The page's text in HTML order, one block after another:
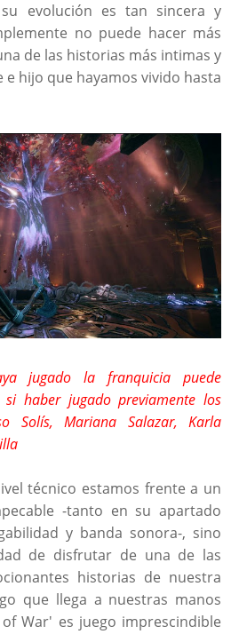
evolución es tan sincera y
no puede hacer más
de las historias más intimas y
hijo que hayamos vivido hasta
jugado la franquicia puede
si haber jugado previamente los
Solís, Mariana Salazar, Karla
técnico estamos frente a un
-tanto en su apartado
y banda sonora-, sino
de disfrutar de una de las
historias de nuestra
que llega a nuestras manos
War' es juego imprescindible